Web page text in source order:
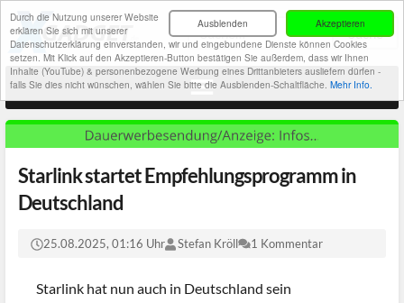
Akzeptieren
Ausblenden
Durch die Nutzung unserer Website
erklären Sie sich mit unserer
Datenschutzerklärung einverstanden, wir und eingebundene Dienste können Cookies
setzen. Mit Klick auf den Akzeptieren-Button bestätigen Sie außerdem, dass wir Ihnen
Inhalte (YouTube) & personenbezogene Werbung eines Drittanbieters ausliefern dürfen -
falls Sie dies nicht wünschen, wählen Sie bitte die Ausblenden-Schaltfläche. Mehr Info.
Starlink startet Empfehlungsprogramm in
Deutschland
25.08.2025, 01:16 Uhr Stefan Kröll 1 Kommentar
Starlink hat nun auch in Deutschland sein